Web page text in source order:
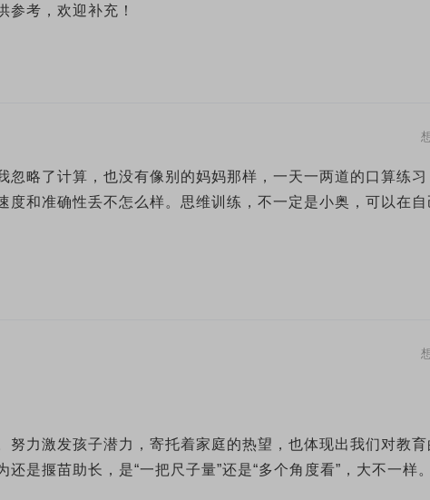
参考，欢迎补充！
忽略了计算，也没有像别的妈妈那样，一天一两道的口算练习
度和准确性丢不怎么样。思维训练，不一定是小奥，可以在自
努力激发孩子潜力，寄托着家庭的热望，也体现出我们对教育
是揠苗助长，是“一把尺子量”还是“多个角度看”，大不一样